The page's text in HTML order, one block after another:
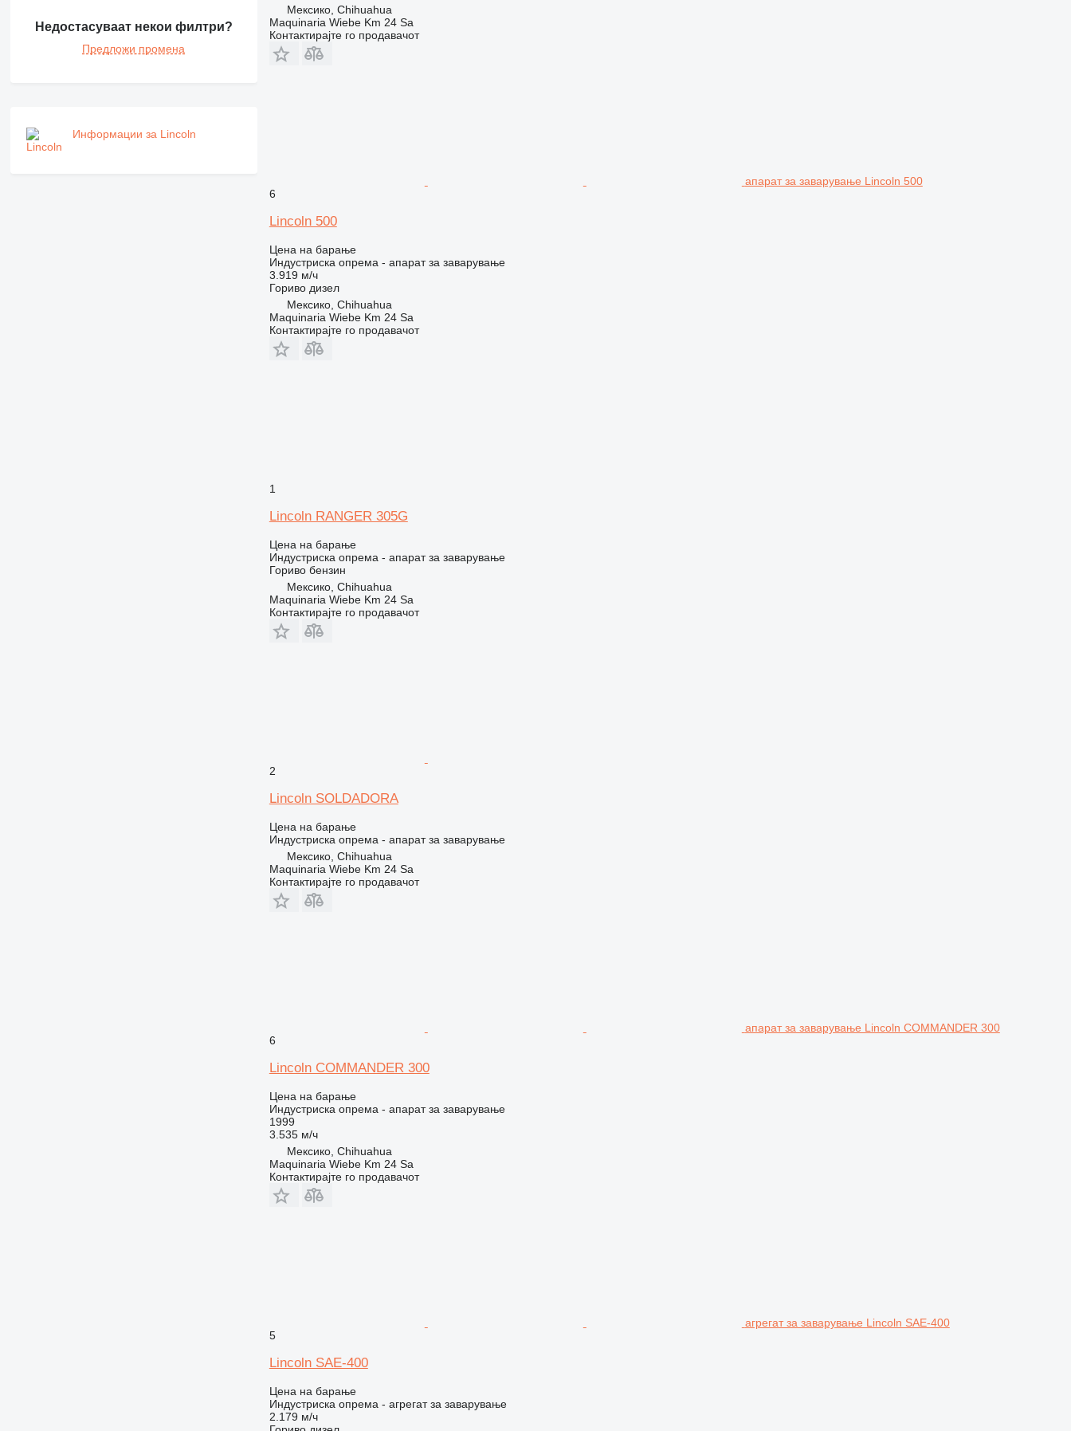
Недостасуваат некои филтри?
Предложи промена
Информации за Lincoln
Мексико, Chihuahua
Maquinaria Wiebe Km 24 Sa
Контактирајте го продавачот
апарат за заварување Lincoln 500
6
Lincoln 500
Цена на барање
Индустриска опрема - апарат за заварување
3.919 м/ч
Гориво дизел
Мексико, Chihuahua
Maquinaria Wiebe Km 24 Sa
Контактирајте го продавачот
1
Lincoln RANGER 305G
Цена на барање
Индустриска опрема - апарат за заварување
Гориво бензин
Мексико, Chihuahua
Maquinaria Wiebe Km 24 Sa
Контактирајте го продавачот
2
Lincoln SOLDADORA
Цена на барање
Индустриска опрема - апарат за заварување
Мексико, Chihuahua
Maquinaria Wiebe Km 24 Sa
Контактирајте го продавачот
апарат за заварување Lincoln COMMANDER 300
6
Lincoln COMMANDER 300
Цена на барање
Индустриска опрема - апарат за заварување
1999
3.535 м/ч
Мексико, Chihuahua
Maquinaria Wiebe Km 24 Sa
Контактирајте го продавачот
агрегат за заварување Lincoln SAE-400
5
Lincoln SAE-400
Цена на барање
Индустриска опрема - агрегат за заварување
2.179 м/ч